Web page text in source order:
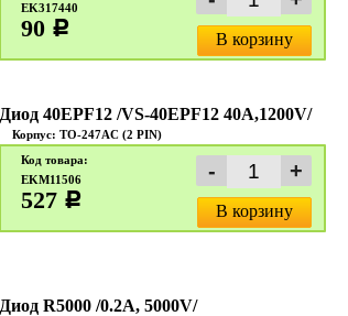
EK317440
90 c
В корзину
Диод 40EPF12 /VS-40EPF12 40A,1200V/
Корпус: TO-247AC (2 PIN)
Код товара:
EKM11506
527 c
В корзину
Диод R5000 /0.2A, 5000V/